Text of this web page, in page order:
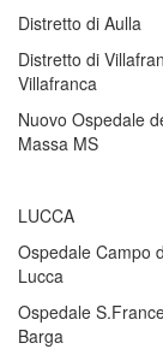
Distretto di Aulla
Distretto di
Villafranca
Nuovo
Massa MS
LUCCA
Ospedale
Lucca
Ospedale
Barga